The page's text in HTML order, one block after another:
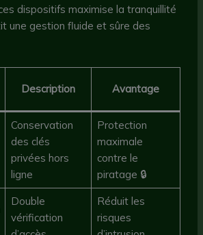
dispositifs maximise la tranquillité
une gestion fluide et sûre des
Description Avantage
Conservation
des clés
privées hors
ligne
Protection
maximale
contre le
piratage 🔒
Double
vérification
Réduit les
risques